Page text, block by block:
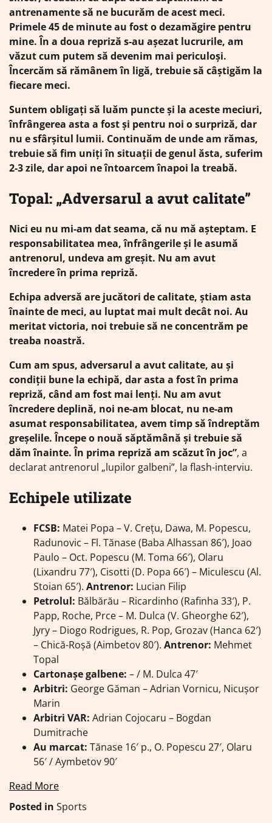
antrenamente să ne bucurăm de acest meci.
Primele 45 de minute au fost o dezamăgire pentru
mine. În a doua repriză s-au așezat lucrurile, am
văzut cum putem să devenim mai periculoși.
Încercăm să rămânem în ligă, trebuie să câștigăm la
fiecare meci.
Suntem obligați să luăm puncte și la aceste meciuri,
înfrângerea asta a fost și pentru noi o surpriză, dar
nu e sfârșitul lumii. Continuăm de unde am rămas,
trebuie să fim uniți în situații de genul ăsta, suferim
2-3 zile, dar apoi ne întoarcem înapoi la treabă.
Topal: „Adversarul a avut calitate”
Nici eu nu mi-am dat seama, că nu mă așteptam. E
responsabilitatea mea, înfrângerile și le asumă
antrenorul, undeva am greșit. Nu am avut
încredere în prima repriză.
Echipa adversă are jucători de calitate, știam asta
înainte de meci, au luptat mai mult decât noi. Au
meritat victoria, noi trebuie să ne concentrăm pe
treaba noastră.
Cum am spus, adversarul a avut calitate, au și
condiții bune la echipă, dar asta a fost în prima
repriză, când am fost mai lenți. Nu am avut
încredere deplină, noi ne-am blocat, nu ne-am
asumat responsabilitatea, avem timp să îndreptăm
greșelile. Începe o nouă săptămână și trebuie să
dăm înainte. În prima repriză am scăzut în joc”, a
declarat antrenorul „lupilor galbeni”, la flash-interviu.
Echipele utilizate
FCSB: Matei Popa – V. Creţu, Dawa, M. Popescu,
Radunovic – Fl. Tănase (Baba Alhassan 86′), Joao
Paulo – Oct. Popescu (M. Toma 66′), Olaru
(Lixandru 77′), Cisotti (D. Popa 66′) – Miculescu (Al.
Stoian 65′). Antrenor: Lucian Filip
Petrolul: Bălbărău – Ricardinho (Rafinha 33′), P.
Papp, Roche, Prce – M. Dulca (V. Gheorghe 62′),
Jyry – Diogo Rodrigues, R. Pop, Grozav (Hanca 62′)
– Chică-Roşă (Aimbetov 80′). Antrenor: Mehmet
Topal
Cartonaşe galbene: – / M. Dulca 47′
Arbitri: George Găman – Adrian Vornicu, Nicuşor
Marin
Arbitri VAR: Adrian Cojocaru – Bogdan
Dumitrache
Au marcat: Tănase 16′ p., O. Popescu 27′, Olaru
56′ / Aymbetov 90′
Read More
Posted in Sports